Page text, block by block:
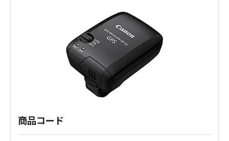
商品コード